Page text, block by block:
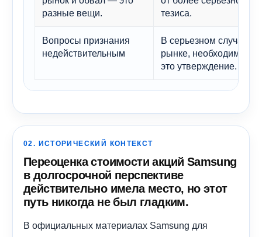
разные вещи.
тезиса.
Вопросы признания
недействительным
В серьезном случае,
рынке, необходимо
это утверждение.
02. ИСТОРИЧЕСКИЙ КОНТЕКСТ
Переоценка стоимости акций Samsung
в долгосрочной перспективе
действительно имела место, но этот
путь никогда не был гладким.
В официальных материалах Samsung для